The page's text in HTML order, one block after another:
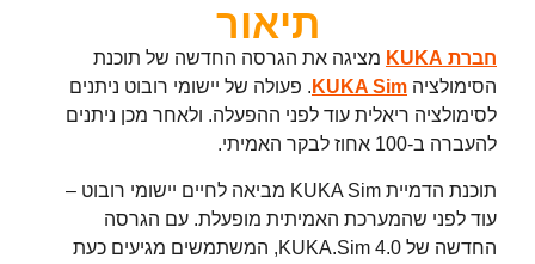
תיאור
חברת KUKA
מציגה את הגרסה החדשה של תוכנת
הסימולציהKUKA Sim . פעולה של יישומי רובוט ניתנים
לסימולציה ריאלית עוד לפני ההפעלה. ולאחר מכן ניתנים
להעברה ב-100 אחוז לבקר האמיתי.
תוכנת הדמיית KUKA Sim מביאה לחיים יישומי רובוט –
עוד לפני שהמערכת האמיתית מופעלת. עם הגרסה
החדשה של KUKA.Sim 4.0, המשתמשים מגיעים כעת